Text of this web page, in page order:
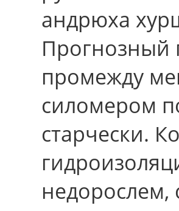
андрюха
Прогнозный
промежду
силомером
старчески.
недорослем,